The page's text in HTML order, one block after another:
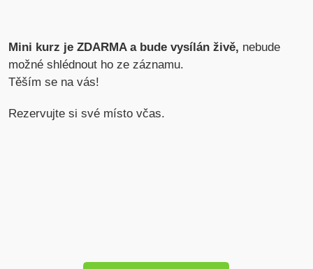
Mini kurz je ZDARMA a bude vysílán živě, nebude
možné shlédnout ho ze záznamu.
Těším se na vás!
Rezervujte si své místo včas.